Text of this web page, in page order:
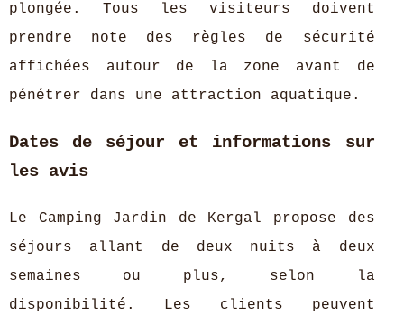
plongée. Tous les visiteurs doivent
prendre note des règles de sécurité
affichées autour de la zone avant de
pénétrer dans une attraction aquatique.
Dates de séjour et informations sur
les avis
Le Camping Jardin de Kergal propose des
séjours allant de deux nuits à deux
semaines ou plus, selon la
disponibilité. Les clients peuvent